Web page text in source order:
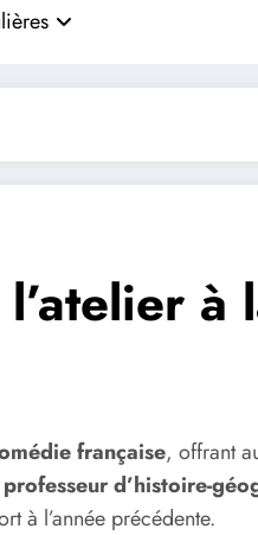
à
française, offrant
d’histoire-
à l’année précédente.